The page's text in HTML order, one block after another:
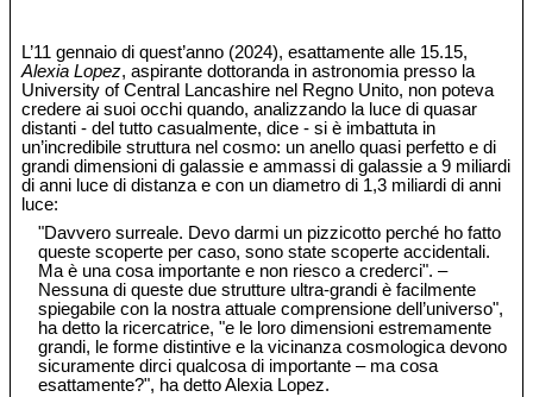
L’11 gennaio di quest’anno (2024), esattamente alle 15.15,
Alexia Lopez, aspirante dottoranda in astronomia presso la
University of Central Lancashire nel Regno Unito, non poteva
credere ai suoi occhi quando, analizzando la luce di quasar
distanti - del tutto casualmente, dice - si è imbattuta in
un’incredibile struttura nel cosmo: un anello quasi perfetto e di
grandi dimensioni di galassie e ammassi di galassie a 9 miliardi
di anni luce di distanza e con un diametro di 1,3 miliardi di anni
luce:
"Davvero surreale. Devo darmi un pizzicotto perché ho fatto
queste scoperte per caso, sono state scoperte accidentali.
Ma è una cosa importante e non riesco a crederci". –
Nessuna di queste due strutture ultra-grandi è facilmente
spiegabile con la nostra attuale comprensione dell’universo",
ha detto la ricercatrice, "e le loro dimensioni estremamente
grandi, le forme distintive e la vicinanza cosmologica devono
sicuramente dirci qualcosa di importante – ma cosa
esattamente?", ha detto Alexia Lopez.